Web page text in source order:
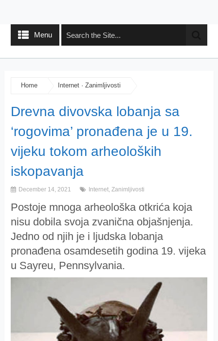
Menu
Home Internet· Zanimljivosti
Drevna divovska lobanja sa
‘rogovima’ pronađena je u 19.
vijeku tokom arheoloških
iskopavanja
December 14, 2021 Internet, Zanimljivosti
Postoje mnoga arheološka otkrića koja
nisu dobila svoja zvanična objašnjenja.
Jedno od njih je i ljudska lobanja
pronađena osamdesetih godina 19. vijeka
u Sayreu, Pennsylvania.